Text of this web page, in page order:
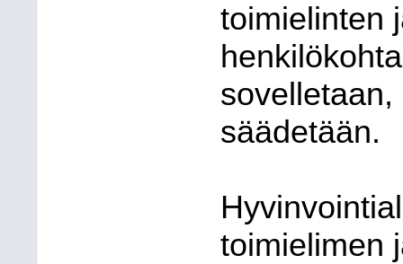
toimielinten
säädetään.
toimielimen